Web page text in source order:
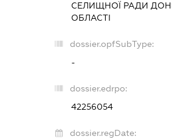
СЕЛИЩНОЇ РАДИ
ОБЛАСТІ
dossier.opfSubType:
-
dossier.edrpo:
42256054
dossier.regDate: